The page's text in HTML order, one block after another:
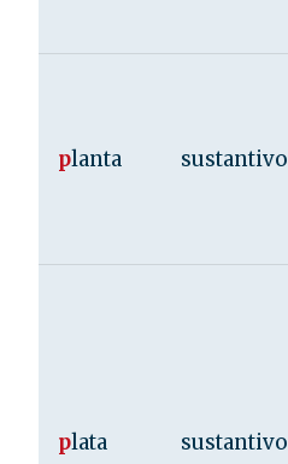
planta sustantivo
plata sustantivo